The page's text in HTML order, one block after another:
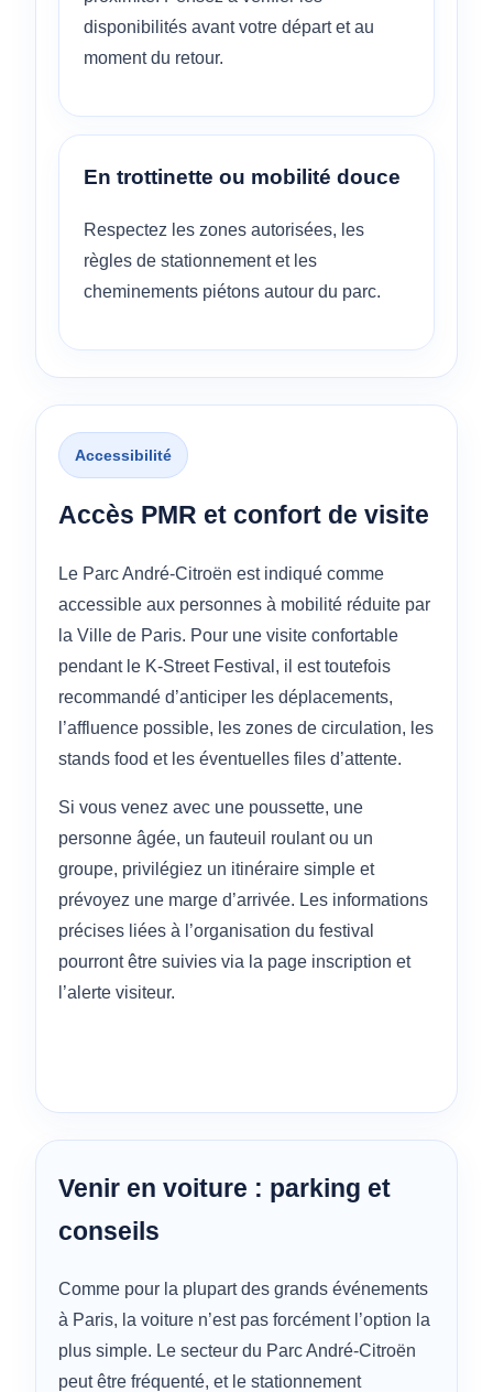
disponibilités avant votre départ et au
moment du retour.
En trottinette ou mobilité douce
Respectez les zones autorisées, les
règles de stationnement et les
cheminements piétons autour du parc.
Accessibilité
Accès PMR et confort de visite
Le Parc André-Citroën est indiqué comme
accessible aux personnes à mobilité réduite par
la Ville de Paris. Pour une visite confortable
pendant le K-Street Festival, il est toutefois
recommandé d’anticiper les déplacements,
l’affluence possible, les zones de circulation, les
stands food et les éventuelles files d’attente.
Si vous venez avec une poussette, une
personne âgée, un fauteuil roulant ou un
groupe, privilégiez un itinéraire simple et
prévoyez une marge d’arrivée. Les informations
précises liées à l’organisation du festival
pourront être suivies via la page inscription et
l’alerte visiteur.
Venir en voiture : parking et
conseils
Comme pour la plupart des grands événements
à Paris, la voiture n’est pas forcément l’option la
plus simple. Le secteur du Parc André-Citroën
peut être fréquenté, et le stationnement